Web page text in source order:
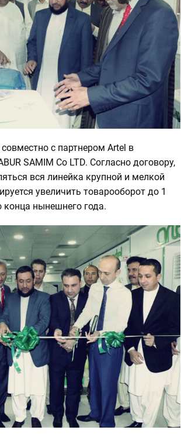
с партнером Artel в
SAMIM Co LTD. Согласно договору,
вся линейка крупной и мелкой
увеличить товарооборот до 1
нынешнего года.